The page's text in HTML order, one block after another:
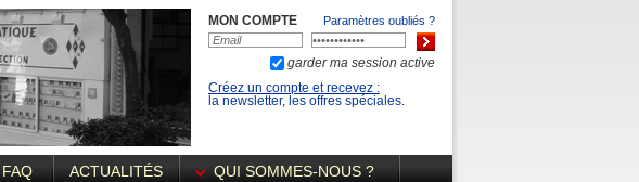
MON COMPTE Paramètres oubliés ?
garder ma session active
Créez un compte et recevez :
la newsletter, les offres spéciales.
FAQ ACTUALITÉS QUI SOMMES-NOUS ?